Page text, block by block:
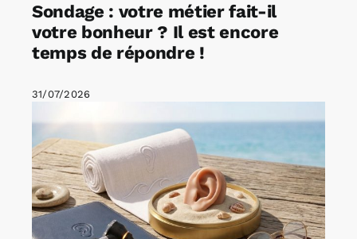
Sondage : votre métier fait-il
votre bonheur ? Il est encore
temps de répondre !
31/07/2026